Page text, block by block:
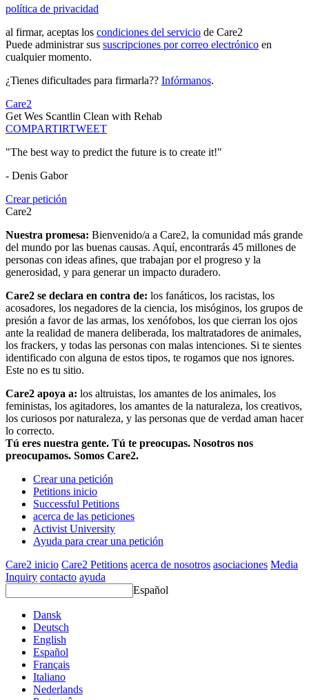
política de privacidad
al firmar, aceptas los condiciones del servicio de Care2
Puede administrar sus suscripciones por correo electrónico en
cualquier momento.
¿Tienes dificultades para firmarla?? Infórmanos.
Care2
Get Wes Scantlin Clean with Rehab
COMPARTIRTWEET
"The best way to predict the future is to create it!"
- Denis Gabor
Crear petición
Care2
Nuestra promesa: Bienvenido/a a Care2, la comunidad más grande
del mundo por las buenas causas. Aquí, encontrarás 45 millones de
personas con ideas afines, que trabajan por el progreso y la
generosidad, y para generar un impacto duradero.
Care2 se declara en contra de: los fanáticos, los racistas, los
acosadores, los negadores de la ciencia, los misóginos, los grupos de
presión a favor de las armas, los xenófobos, los que cierran los ojos
ante la realidad de manera deliberada, los maltratadores de animales,
los frackers, y todas las personas con malas intenciones. Si te sientes
identificado con alguna de estos tipos, te rogamos que nos ignores.
Este no es tu sitio.
Care2 apoya a: los altruistas, los amantes de los animales, los
feministas, los agitadores, los amantes de la naturaleza, los creativos,
los curiosos por naturaleza, y las personas que de verdad aman hacer
lo correcto.
Tú eres nuestra gente. Tú te preocupas. Nosotros nos
preocupamos. Somos Care2.
Crear una petición
Petitions inicio
Successful Petitions
acerca de las peticiones
Activist University
Ayuda para crear una petición
Care2 inicio Care2 Petitions acerca de nosotros asociaciones Media
Inquiry contacto ayuda
Español
Dansk
Deutsch
English
Español
Français
Italiano
Nederlands